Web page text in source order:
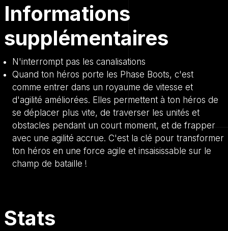
Informations
supplémentaires
N'interrompt pas les canalisations
Quand ton héros porte les Phase Boots, c'est
comme entrer dans un royaume de vitesse et
d'agilité améliorées. Elles permettent à ton héros de
se déplacer plus vite, de traverser les unités et
obstacles pendant un court moment, et de frapper
avec une agilité accrue. C'est la clé pour transformer
ton héros en une force agile et insaisissable sur le
champ de bataille !
Stats